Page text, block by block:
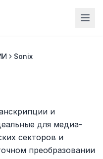
Sonix
и
для медиа-
секторов и
преобразовании